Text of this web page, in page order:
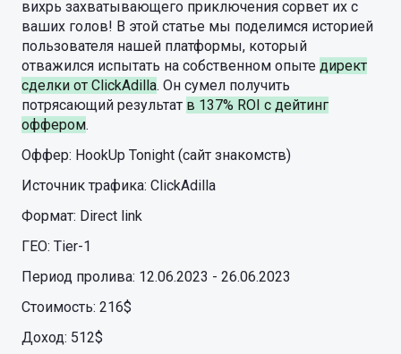
вихрь захватывающего приключения сорвет их с
ваших голов! В этой статье мы поделимся историей
пользователя нашей платформы, который
отважился испытать на собственном опыте директ
сделки от ClickAdilla. Он сумел получить
потрясающий результат в 137% ROI с дейтинг
оффером.
Оффер: HookUp Tonight (сайт знакомств)
Источник трафика: ClickAdilla
Формат: Direct link
ГЕО: Tier-1
Период пролива: 12.06.2023 - 26.06.2023
Стоимость: 216$
Доход: 512$